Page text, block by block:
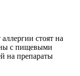
стоят на
с пищевыми
на препараты